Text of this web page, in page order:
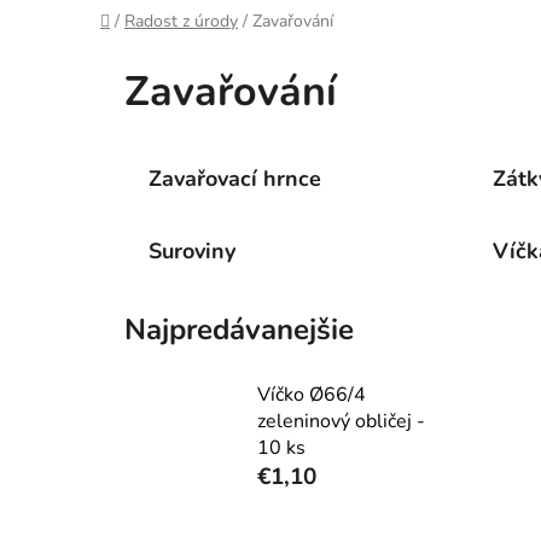
Domov
/ Radost z úrody / Zavařování
Zavařování
Zavařovací hrnce
Suroviny
Najpredávanejšie
Víčko Ø66/4
zeleninový obličej -
10 ks
€1,10